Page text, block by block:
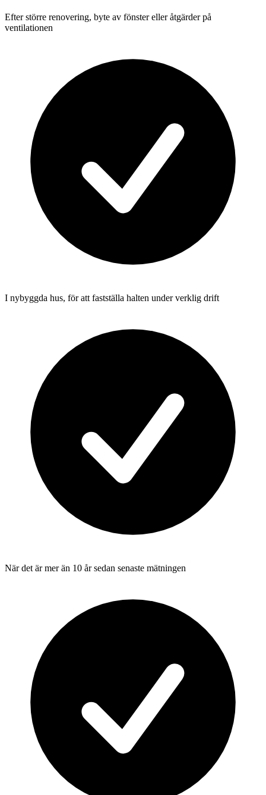
Efter större renovering, byte av fönster eller åtgärder på
ventilationen
I nybyggda hus, för att fastställa halten under verklig drift
När det är mer än 10 år sedan senaste mätningen